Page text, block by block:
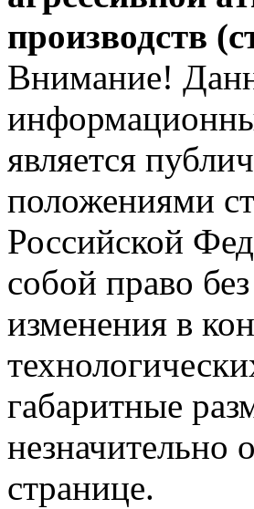
производств
Внимание!
является
положениями
Российской
собой право
изменения в
габаритные
незначительно
странице.